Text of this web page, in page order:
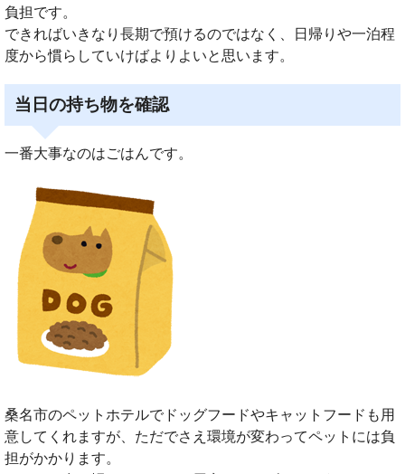
負担です。
できればいきなり長期で預けるのではなく、日帰りや一泊程
度から慣らしていけばよりよいと思います。
当日の持ち物を確認
一番大事なのはごはんです。
桑名市のペットホテルでドッグフードやキャットフードも用
意してくれますが、ただでさえ環境が変わってペットには負
担がかかります。